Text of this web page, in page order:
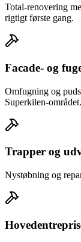
Total-renovering
rigtigt første gang.
Facade- og
Omfugning og
Superkilen-området.
Trapper og
Nystøbning og